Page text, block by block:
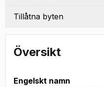
Tillåtna byten
Översikt
Engelskt namn